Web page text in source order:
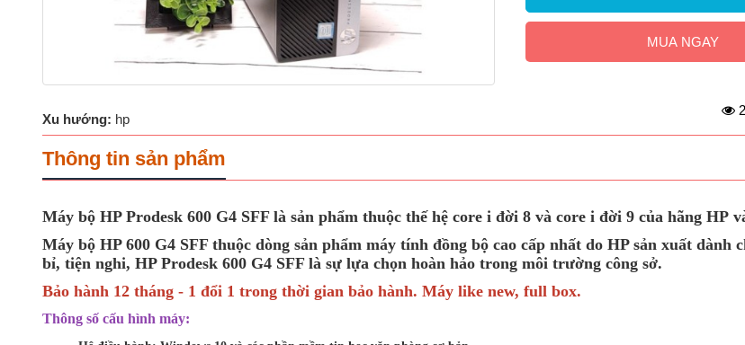
MUA NGAY
Xu hướng: hp
Thông tin sản phẩm
Máy bộ HP Prodesk 600 G4 SFF là sản phẩm thuộc thế hệ core i đời 8 và core i đời 9 của hãng HP
Máy bộ HP 600 G4 SFF thuộc dòng sản phẩm máy tính đồng bộ cao cấp nhất do HP sản xuất
bỉ, tiện nghi, HP Prodesk 600 G4 SFF là sự lựa chọn hoàn hảo trong môi trường công sở.
Bảo hành 12 tháng - 1 đổi 1 trong thời gian bảo hành. Máy like new, full box.
Thông số cấu hình máy: